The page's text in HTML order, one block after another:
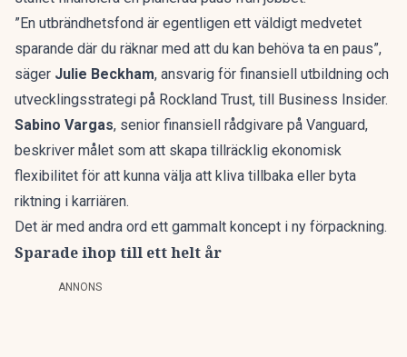
”En utbrändhetsfond är egentligen ett väldigt medvetet
sparande där du räknar med att du kan behöva ta en paus”,
säger Julie Beckham, ansvarig för finansiell utbildning och
utvecklingsstrategi på Rockland Trust, till Business Insider.
Sabino Vargas, senior finansiell rådgivare på Vanguard,
beskriver målet som att skapa tillräcklig ekonomisk
flexibilitet för att kunna välja att kliva tillbaka eller byta
riktning i karriären.
Det är med andra ord ett gammalt koncept i ny förpackning.
Sparade ihop till ett helt år
ANNONS